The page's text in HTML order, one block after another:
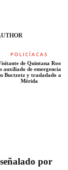
POLICÍACAS
de Quintana Roo
auxiliado de emergencia
Buctzotz y trasladado a
Mérida
por